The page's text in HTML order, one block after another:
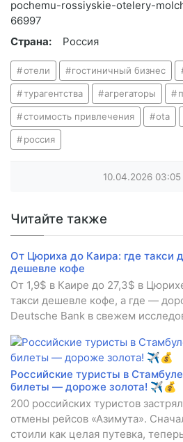
pochemu-rossiyskie-otelery-
66997
Страна:
Россия
отели гостиничный бизнес
турагентства агрегаторы
стоимость привлечения ota
россия
10.04.2026 03:05
Читайте также
От Цюриха до Каира: где такси
дешевле кофе
От 1,9$ в Каире до 27,3$ в
такси дешевле кофе, а где —
Deutsche Bank в свежем
Российские туристы в
билеты — дороже золота! ✈️💰
200 российских туристов
отмены рейсов «Азимута».
стоили как целая путевка,